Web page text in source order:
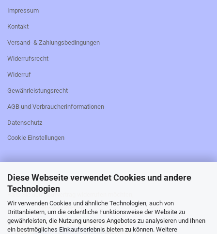
Diese Webseite verwendet Cookies und andere
Technologien
Wir verwenden Cookies und ähnliche Technologien, auch von
Drittanbietern, um die ordentliche Funktionsweise der Website zu
gewährleisten, die Nutzung unseres Angebotes zu analysieren und Ihnen
ein bestmögliches Einkaufserlebnis bieten zu können. Weitere
Impressum
Kontakt
Versand- & Zahlungsbedingungen
Widerrufsrecht
Widerruf
Gewährleistungsrecht
AGB und Verbraucherinformationen
Datenschutz
Cookie Einstellungen
_________________________________________________
Falls Sie den Kaufvertrag widerrufen möchten,
bitte hier klicken: